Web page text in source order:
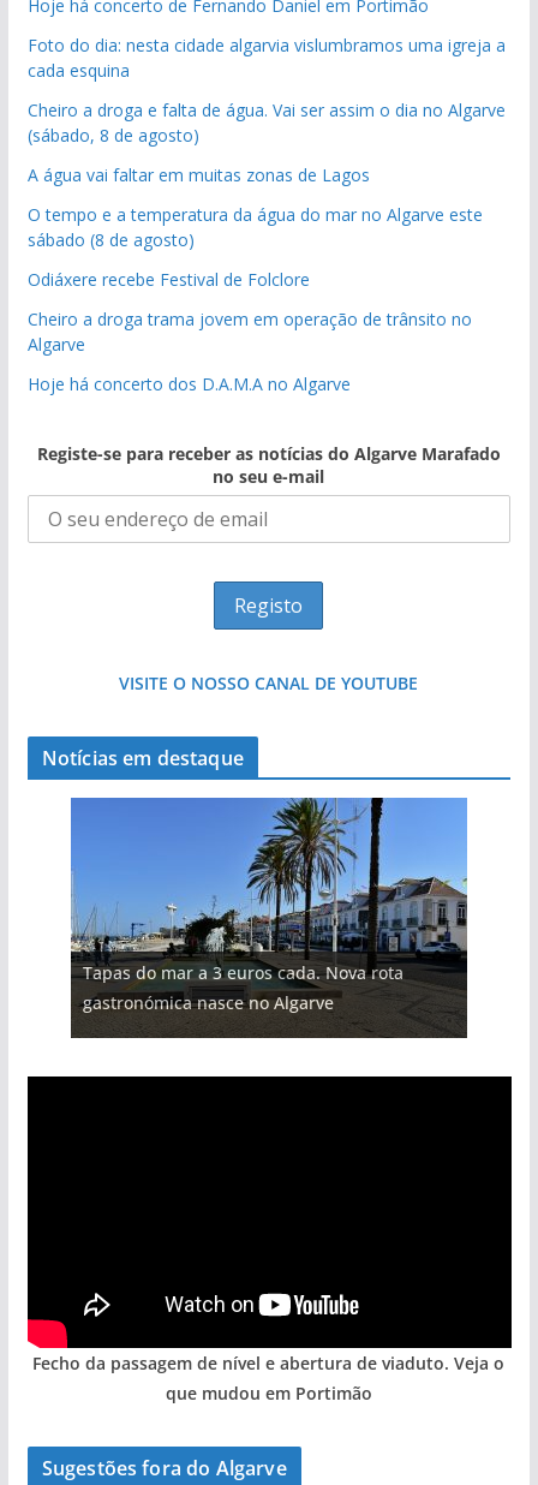
Hoje há concerto de Fernando Daniel em Portimão
Foto do dia: nesta cidade algarvia vislumbramos uma igreja a
cada esquina
Cheiro a droga e falta de água. Vai ser assim o dia no Algarve
(sábado, 8 de agosto)
A água vai faltar em muitas zonas de Lagos
O tempo e a temperatura da água do mar no Algarve este
sábado (8 de agosto)
Odiáxere recebe Festival de Folclore
Cheiro a droga trama jovem em operação de trânsito no
Algarve
Hoje há concerto dos D.A.M.A no Algarve
Registe-se para receber as notícias do Algarve Marafado
no seu e-mail
VISITE O NOSSO CANAL DE YOUTUBE
Notícias em destaque
Tapas do mar a 3 euros cada. Nova rota
gastronómica nasce no Algarve
Fecho da passagem de nível e abertura de viaduto. Veja o
que mudou em Portimão
Sugestões fora do Algarve